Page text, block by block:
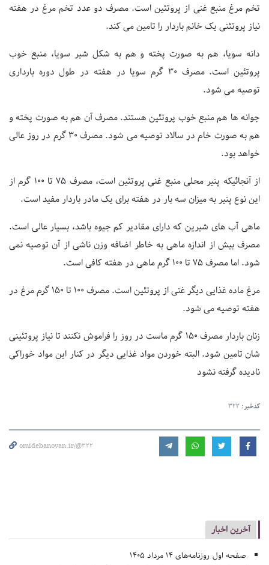
تخم مرغ منبع غنی از پروتئین است. مصرف دو عدد تخم مرغ در هفته
نیاز پروتئنی یک خانم باردار را تامین می کند.
دانه سویا، هم به صورت پخته و هم به شکل شیر سویا، منبع خوب
پروتئین است. مصرف ۳۰ گرم سویا در هفته در طول دوره بارداری
توصیه می شود.
جوانه ها هم منبع خوب پروتئین هستند. مصرف آن هم به صورت پخته و
هم به صورت خام در سالاد توصیه می شود. مصرف ۳۰ گرم در روز عالی
خواهد بود.
از آنجائیکه پنیر محلی منبع غنی پروتئین است، مصرف ۷۵ تا ۱۰۰ گرم از
این نوع پنیر به میزان سه بار در هفته برای یک مادر باردار مفید است.
ماهی آب های شیرین که دارای مقادیر کم جیوه باشد، بسیار عالی است.
مصرف بیش از اندازه ماهی به خاطر اضافه وزن ناشی از آن توصیه نمی
شود. اما مصرف ۷۵ تا ۱۰۰ گرم ماهی در هفته کافی است.
مرغ ماده غذایی دیگر غنی از پروتئین است. مصرف ۱۰۰ تا ۱۵۰ گرم مرغ در
هفته توصیه می شود.
زنان باردار مصرف ۱۵۰ گرم ماست در روز را فراموش نکنند تا نیاز پروتئینی
شان تامین شود. البته خوردن مواد غذایی دیگر در کنار این مواد خوراکی
نادیده گرفته نشود
کدخبر: 322
omidebanovan.ir/@322
آخرین اخبار
صفحه اول روزنامه‌های 14 مرداد 1405